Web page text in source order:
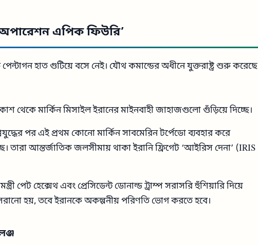
এপিক ফিউরি’
হাত গুটিয়ে বসে নেই। যৌথ কমান্ডের অধীনে যুক্তরাষ্ট্র শুরু করেছে
থেকে মার্কিন মিসাইল ইরানের মাইনবাহী জাহাজগুলো গুঁড়িয়ে দিচ্ছে।
পর এই প্রথম কোনো মার্কিন সাবমেরিন টর্পেডো ব্যবহার করে
তারা আন্তর্জাতিক জলসীমায় থাকা ইরানি ফ্রিগেট ‘আইরিস দেনা’ (IRIS
পেট হেক্সেথ এবং প্রেসিডেন্ট ডোনাল্ড ট্রাম্প সরাসরি হুঁশিয়ারি দিয়ে
হয়, তবে ইরানকে অকল্পনীয় পরিণতি ভোগ করতে হবে।